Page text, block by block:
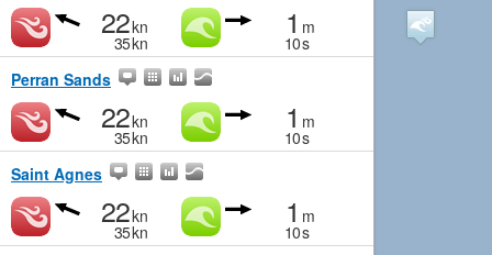
22kn
35kn
1 m
10s
Perran Sands
22kn
35kn
1 m
10s
Saint Agnes
22kn
35kn
1 m
10s